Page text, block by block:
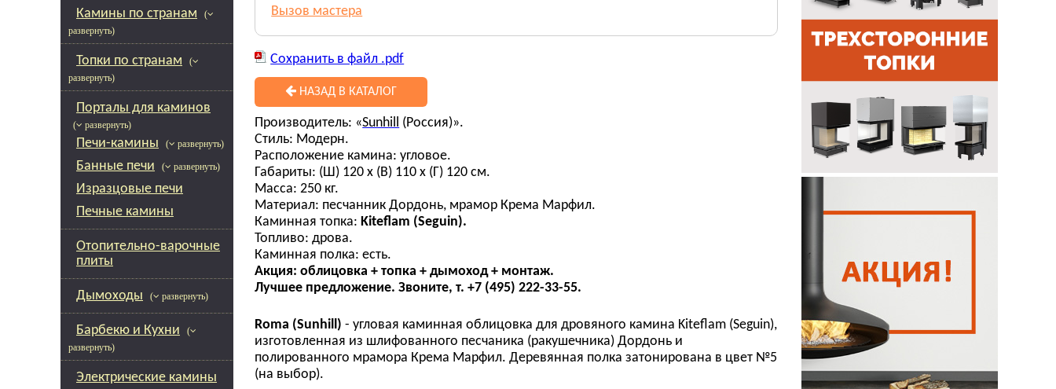
Камины по странам
(
развернуть)
Топки по странам
(
развернуть)
Порталы для каминов
( развернуть)
Печи-камины ( развернуть)
Банные печи ( развернуть)
Изразцовые печи
Печные камины
Отопительно-варочные
плиты
Дымоходы ( развернуть)
Барбекю и Кухни
(
развернуть)
Электрические камины
Вызов мастера
Сохранить в файл .pdf
НАЗАД В КАТАЛОГ
Производитель: «Sunhill
(Россия)».
Стиль: Модерн.
Расположение камина: угловое.
Габариты: (Ш) 120 х (В) 110 х (Г) 120 см.
Масса: 250 кг.
Материал: песчанник Дордонь, мрамор Крема Марфил.
Каминная топка: Kiteflam (Seguin).
Топливо: дрова.
Каминная полка: есть.
Акция: облицовка + топка + дымоход + монтаж.
Лучшее предложение. Звоните, т. +7 (495) 222-33-55.
Roma (Sunhill)- угловая каминная облицовка для дровяного камина Kiteflam (Seguin),
изготовленная из шлифованного песчаника (ракушечника) Дордонь и
полированного мрамора Крема Марфил. Деревянная полка затонирована в цвет №5
(на выбор).